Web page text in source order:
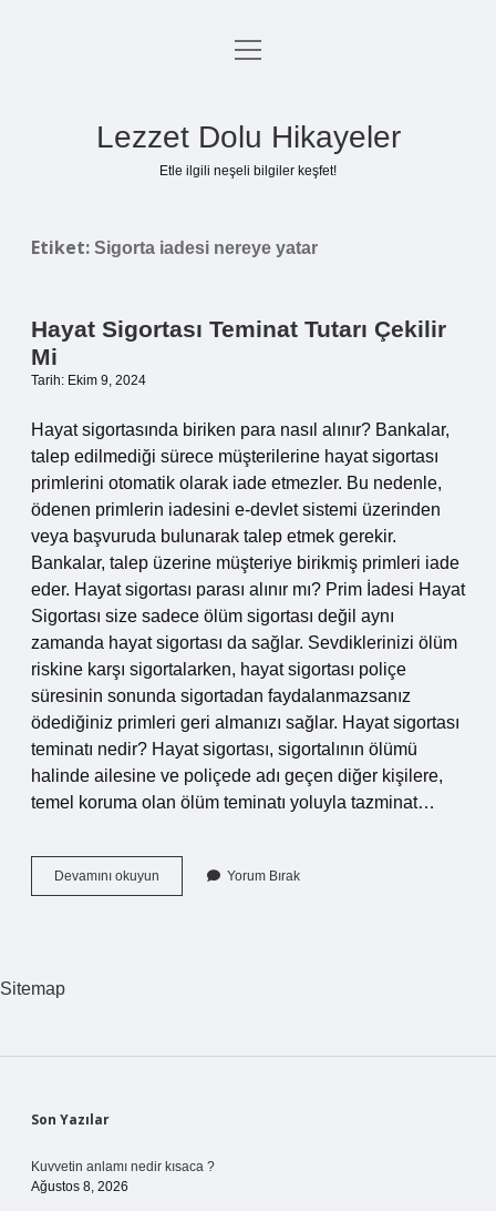
Anasayfa
menüyü
Lezzet Dolu Hikayeler
Etle ilgili neşeli bilgiler keşfet!
Etiket: Sigorta iadesi nereye yatar
Hayat Sigortası Teminat Tutarı Çekilir
Mi
Tarih: Ekim 9, 2024
Hayat sigortasında biriken para nasıl alınır? Bankalar,
talep edilmediği sürece müşterilerine hayat sigortası
primlerini otomatik olarak iade etmezler. Bu nedenle,
ödenen primlerin iadesini e-devlet sistemi üzerinden
veya başvuruda bulunarak talep etmek gerekir.
Bankalar, talep üzerine müşteriye birikmiş primleri iade
eder. Hayat sigortası parası alınır mı? Prim İadesi Hayat
Sigortası size sadece ölüm sigortası değil aynı
zamanda hayat sigortası da sağlar. Sevdiklerinizi ölüm
riskine karşı sigortalarken, hayat sigortası poliçe
süresinin sonunda sigortadan faydalanmazsanız
ödediğiniz primleri geri almanızı sağlar. Hayat sigortası
teminatı nedir? Hayat sigortası, sigortalının ölümü
halinde ailesine ve poliçede adı geçen diğer kişilere,
temel koruma olan ölüm teminatı yoluyla tazminat…
Devamını okuyun
Sigortası
Yorum Bırak
Sitemap
Sidebar
Son Yazılar
Kuvvetin anlamı nedir kısaca ?
Ağustos 8, 2026